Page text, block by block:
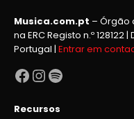
Musica.com.pt – Órgão
na ERC Registo n.º
Portugal | Entrar em
Facebook
Instagram
Spotify
Recursos